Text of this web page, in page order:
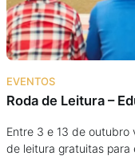
EVENTOS
Roda de Leitura –
Entre 3 e 13 de outubro
de leitura gratuitas